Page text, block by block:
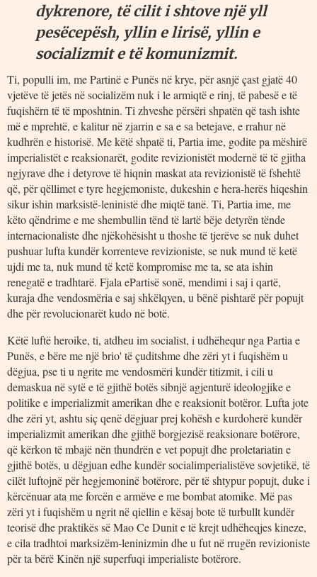
dykrenore, të cilit i shtove një yll
pesëcepësh, yllin e lirisë, yllin e
socializmit e të komunizmit.
Ti, populli im, me Partinë e Punës në krye, për asnjë çast gjatë 40
vjetëve të jetës në socializëm nuk i le armiqtë e rinj, të pabesë e të
fuqishërn të të mposhtnin. Ti zhveshe përsëri shpatën që tash ishte
më e mprehtë, e kalitur në zjarrin e sa e sa betejave, e rrahur në
kudhrën e historisë. Me këtë shpatë ti, Partia ime, godite pa mëshirë
imperialistët e reaksionarët, godite revizionistët modernë të të gjitha
ngjyrave dhe i detyrove të hiqnin maskat ata revizionistë të fshehtë
që, për qëllimet e tyre hegjemoniste, dukeshin e hera-herës hiqeshin
sikur ishin marksistë-leninistë dhe miqtë tanë. Ti, Partia ime, me
këto qëndrime e me shembullin tënd të lartë bëje detyrën tënde
internacionaliste dhe njëkohësisht u thoshe të tjerëve se nuk duhet
pushuar lufta kundër korrenteve revizioniste, se nuk mund të ketë
ujdi me ta, nuk mund të ketë kompromise me ta, se ata ishin
renegatë e tradhtarë. Fjala ePartisë sonë, mendimi i saj i qartë,
kuraja dhe vendosmëria e saj shkëlqyen, u bënë pishtarë për popujt
dhe për revolucionarët kudo në botë.
Këtë luftë heroike, ti, atdheu im socialist, i udhëhequr nga Partia e
Punës, e bëre me një brio' të çuditshme dhe zëri yt i fuqishëm u
dëgjua, pse ti u ngrite me vendosmëri kundër titizmit, i cili u
demaskua në sytë e të gjithë botës sibnjë agjenturë ideologjike e
politike e imperializmit amerikan dhe e reaksionit botëror. Lufta jote
dhe zëri yt, ashtu siç qenë dëgjuar prej kohësh e kurdoherë kundër
imperializmit amerikan dhe gjithë borgjezisë reaksionare botërore,
që kërkon të mbajë nën thundrën e vet popujt dhe proletariatin e
gjithë botës, u dëgjuan edhe kundër socialimperialistëve sovjetikë, të
cilët luftojnë për hegjemoninë botërore, për të shtypur popujt, duke i
kërcënuar ata me forcën e armëve e me bombat atomike. Më pas
zëri yt i fuqishëm u ngrit në qiellin e kësaj bote të turbullt kundër
teorisë dhe praktikës së Mao Ce Dunit e të krejt udhëheqjes kineze,
e cila tradhtoi marksizëm-leninizmin dhe u fut në rrugën revizioniste
për ta bërë Kinën një superfuqi imperialiste botërore.